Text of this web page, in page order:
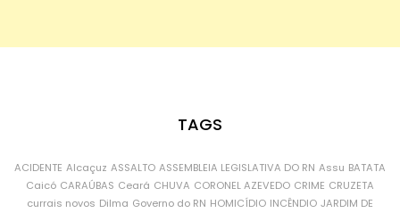
TAGS
ACIDENTE Alcaçuz ASSALTO ASSEMBLEIA LEGISLATIVA DO RN Assu BATATA
Caicó CARAÚBAS Ceará CHUVA CORONEL AZEVEDO CRIME CRUZETA
currais novos Dilma Governo do RN HOMICÍDIO INCÊNDIO JARDIM DE